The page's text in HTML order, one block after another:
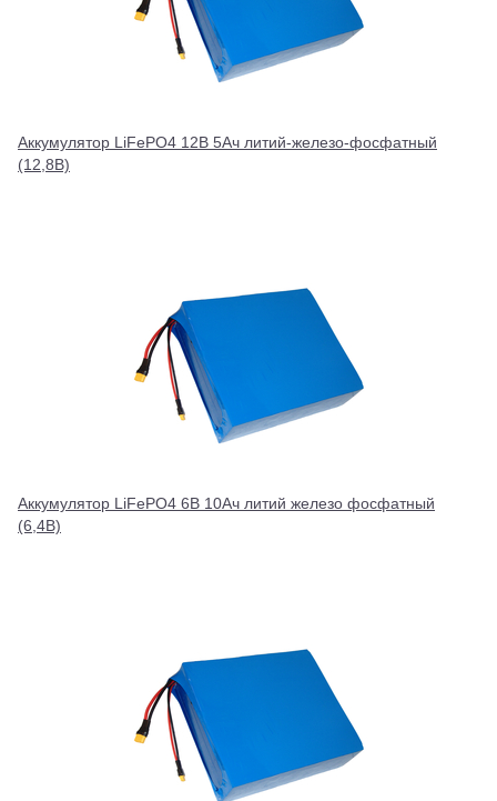
Аккумулятор LiFePO4 12В 5Ач литий-железо-фосфатный
(12,8В)
Аккумулятор LiFePO4 6В 10Ач литий железо фосфатный
(6,4В)